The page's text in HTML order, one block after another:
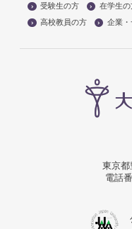
受験生の方 在学生の
高校教員の方
企業
東京
電話